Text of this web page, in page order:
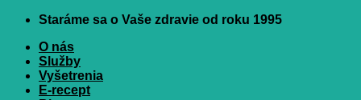
Skip
content
Staráme sa o Vaše zdravie od roku 1995
O nás
Služby
Vyšetrenia
E-recept